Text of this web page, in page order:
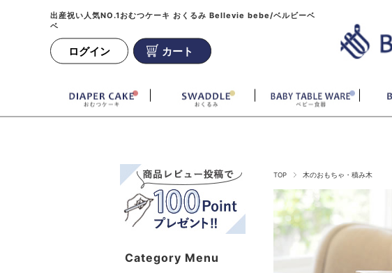
出産祝い人気NO.1おむつケーキ おくるみ Bellevie bebe/ベルビーベ
ベ
ログイン カート
TOP 木のおもちゃ・積み木
Category Menu